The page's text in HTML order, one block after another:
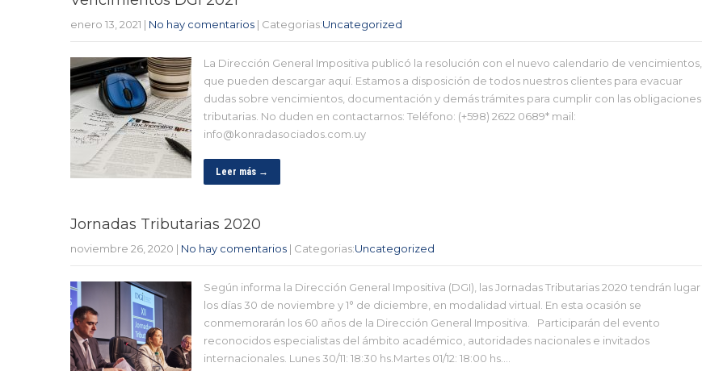
enero 13, 2021 | No hay comentarios | Categorias:Uncategorized
La Dirección General Impositiva publicó la resolución con el nuevo calendario de vencimientos,
que pueden descargar aquí. Estamos a disposición de todos nuestros clientes para evacuar
dudas sobre vencimientos, documentación y demás trámites para cumplir con las obligaciones
tributarias. No duden en contactarnos: Teléfono: (+598) 2622 0689* mail:
info@konradasociados.com.uy
Leer más →
Jornadas Tributarias 2020
noviembre 26, 2020 | No hay comentarios | Categorias:Uncategorized
Según informa la Dirección General Impositiva (DGI), las Jornadas Tributarias 2020 tendrán lugar
los días 30 de noviembre y 1° de diciembre, en modalidad virtual. En esta ocasión se
conmemorarán los 60 años de la Dirección General Impositiva. Participarán del evento
reconocidos especialistas del ámbito académico, autoridades nacionales e invitados
internacionales. Lunes 30/11: 18:30 hs.Martes 01/12: 18:00 hs….